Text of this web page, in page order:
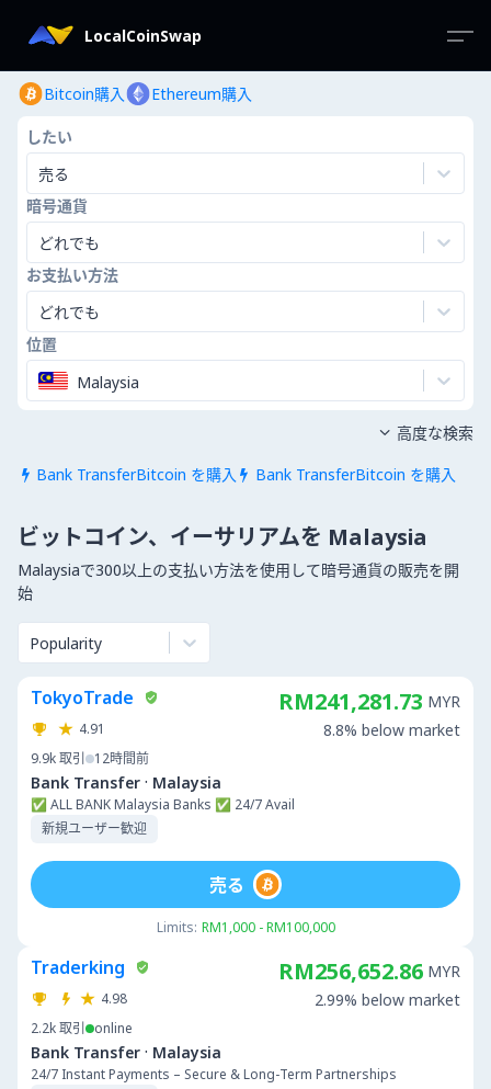
LocalCoinSwap
Bitcoin購入 Ethereum購入
したい
売る
暗号通貨
どれでも
お支払い方法
どれでも
位置
Malaysia
 Bank TransferBitcoin を購入  Bank TransferBitcoin を購入
 高度な検索
ビットコイン、イーサリアムを Malaysia
Malaysiaで300以上の支払い方法を使用して暗号通貨の販売を開
始
Popularity
TokyoTrade
4.91
9.9k取引 12時間前
Bank Transfer · Malaysia
✅ ALL BANK Malaysia Banks ✅ 24/7 Avail
新規ユーザー歓迎
RM241,281.73 MYR
8.8% below market
Limits: RM1,000 - RM100,000
売る
Traderking
4.98
2.2k取引 online
Bank Transfer · Malaysia
24/7 Instant Payments – Secure & Long-Term Partnerships
RM256,652.86 MYR
2.99% below market